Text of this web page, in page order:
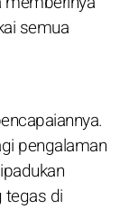
semua
pengalaman
tegas di